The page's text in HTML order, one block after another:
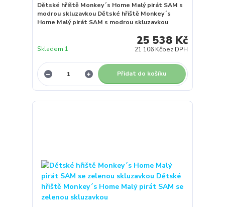
Dětské hřiště Monkey´s Home Malý pirát SAM s
modrou skluzavkou Dětské hřiště Monkey´s
Home Malý pirát SAM s modrou skluzavkou
25 538 Kč
21 106 Kčbez DPH
Skladem 1
Přidat do košíku